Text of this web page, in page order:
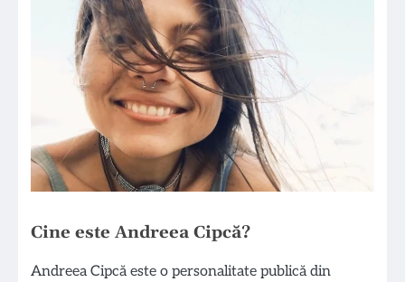
Cine este Andreea Cipcă?
Andreea Cipcă este o personalitate publică din